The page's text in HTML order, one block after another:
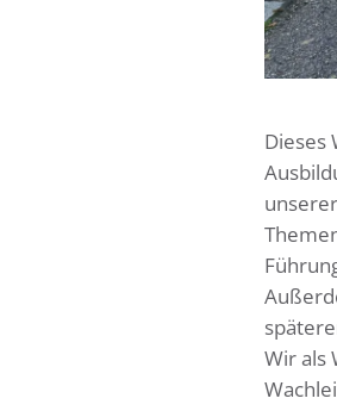
Dieses
Wir als